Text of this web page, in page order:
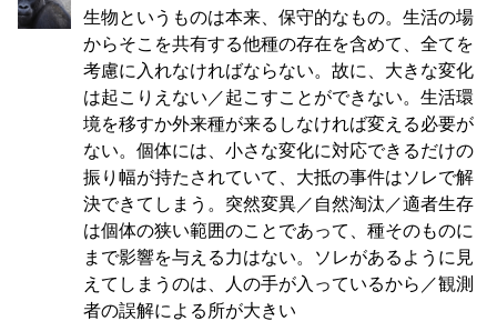
生物というものは本来、保守的なもの。生活の場
からそこを共有する他種の存在を含めて、全てを
考慮に入れなければならない。故に、大きな変化
は起こりえない／起こすことができない。生活環
境を移すか外来種が来るしなければ変える必要が
ない。個体には、小さな変化に対応できるだけの
振り幅が持たされていて、大抵の事件はソレで解
決できてしまう。突然変異／自然淘汰／適者生存
は個体の狭い範囲のことであって、種そのものに
まで影響を与える力はない。ソレがあるように見
えてしまうのは、人の手が入っているから／観測
者の誤解による所が大きい